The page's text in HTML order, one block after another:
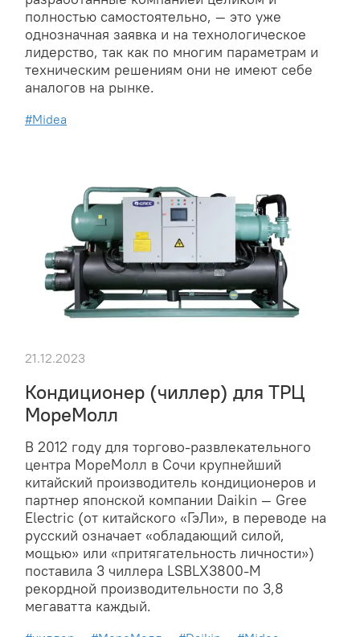
полностью самостоятельно, — это уже
однозначная заявка и на технологическое
лидерство, так как по многим параметрам и
техническим решениям они не имеют себе
аналогов на рынке.
#Midea
Кондиционер (чиллер) для ТРЦ
МореМолл
В 2012 году для торгово-развлекательного
центра МореМолл в Сочи крупнейший
китайский производитель кондиционеров и
партнер японской компании Daikin — Gree
Electric (от китайского «ГэЛи», в переводе на
русский означает «обладающий силой,
мощью» или «притягательность личности»)
поставила 3 чиллера LSBLX3800-M
рекордной производительности по 3,8
мегаватта каждый.
21.12.2023